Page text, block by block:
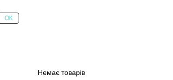
Немає товарів
ОК